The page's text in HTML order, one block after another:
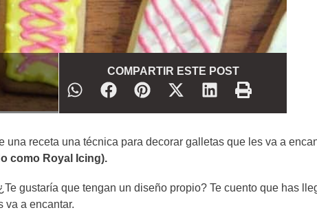
COMPARTIR ESTE POST
receta una técnica para decorar galletas que les va a
como Royal Icing).
gustaría que tengan un diseño propio? Te cuento que has
va a encantar.